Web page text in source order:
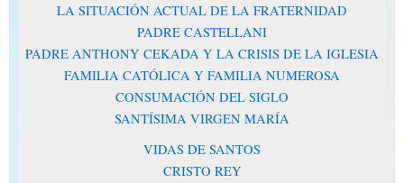
LA SITUACIÓN ACTUAL DE LA FRATERNIDAD
PADRE CASTELLANI
PADRE ANTHONY CEKADA Y LA CRISIS DE LA IGLESIA
FAMILIA CATÓLICA Y FAMILIA NUMEROSA
CONSUMACIÓN DEL SIGLO
SANTÍSIMA VIRGEN MARÍA
VIDAS DE SANTOS
CRISTO REY